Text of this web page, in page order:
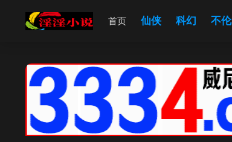
首页 仙侠 科幻 不伦